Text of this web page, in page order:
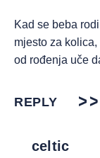
Kad se beba
mjesto za
od rođenja uče
REPLY
celtic